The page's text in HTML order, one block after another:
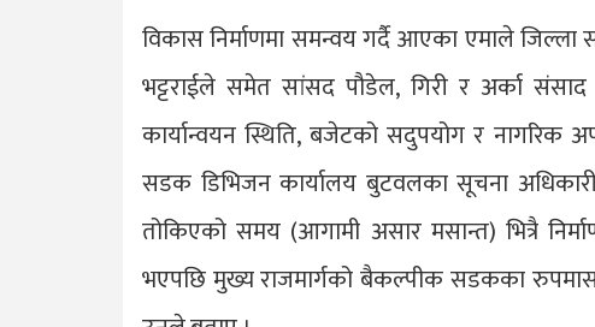
विकास निर्माणमा समन्वय गर्दै आएका एमाले
भट्टराईले समेत सांसद पौडेल, गिरी र अर्का संसाद
कार्यान्वयन स्थिति, बजेटको सदुपयोग र नागरिक
सडक डिभिजन कार्यालय बुटवलका सूचना अधिकारी
तोकिएको समय (आगामी असार मसान्त) भित्रै
भएपछि मुख्य राजमार्गको बैकल्पीक सडकका